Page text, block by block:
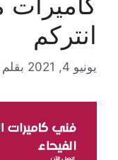
انتركم
يونيو 4, 2021 بقلم